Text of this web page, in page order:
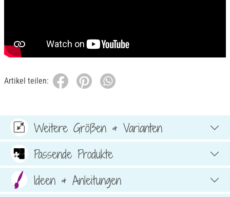
Artikel teilen:
Weitere Größen & Varianten
Passende Produkte
Ideen & Anleitungen